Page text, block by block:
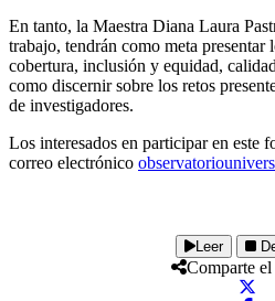
En tanto, la Maestra Diana Laura
trabajo, tendrán como meta presentar
cobertura, inclusión y equidad,
como discernir sobre los retos
de investigadores.
Los interesados en participar en este
correo electrónico
Leer
Comparte